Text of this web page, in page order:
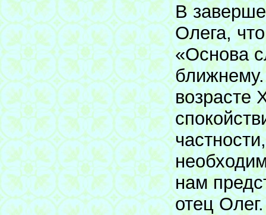
В
Олега,
«Основа
возрасте
нам
отец Олег.